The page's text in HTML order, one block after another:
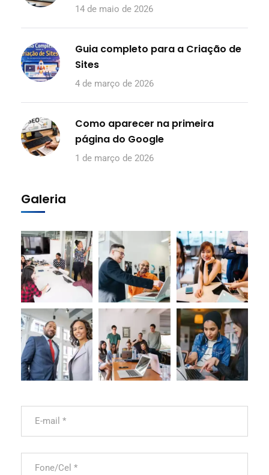
14 de maio de 2026
Guia completo para a Criação de
Sites
4 de março de 2026
Como aparecer na primeira
página do Google
1 de março de 2026
Galeria